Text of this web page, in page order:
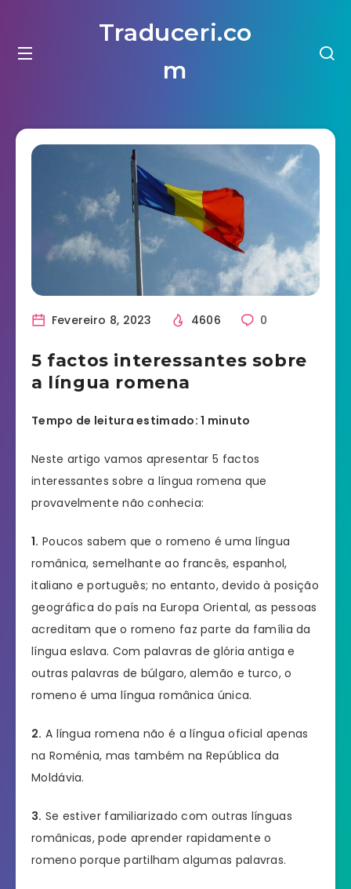
Traduceri.co
m
Fevereiro 8, 2023 4606 0
5 factos interessantes sobre
a língua romena
Tempo de leitura estimado: 1 minuto
Neste artigo vamos apresentar 5 factos
interessantes sobre a língua romena que
provavelmente não conhecia:
1. Poucos sabem que o romeno é uma língua
românica, semelhante ao francês, espanhol,
italiano e português; no entanto, devido à posição
geográfica do país na Europa Oriental, as pessoas
acreditam que o romeno faz parte da família da
língua eslava. Com palavras de glória antiga e
outras palavras de búlgaro, alemão e turco, o
romeno é uma língua românica única.
2. A língua romena não é a língua oficial apenas
na Roménia, mas também na República da
Moldávia.
3. Se estiver familiarizado com outras línguas
românicas, pode aprender rapidamente o
romeno porque partilham algumas palavras.